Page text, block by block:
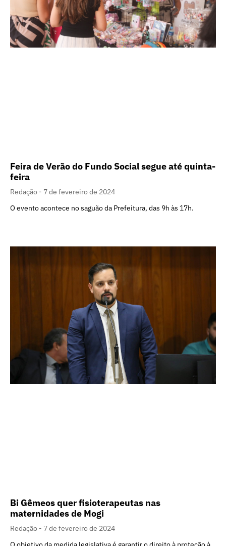
Feira de Verão do Fundo Social segue até quinta-
feira
Redação
7 de fevereiro de 2024
O evento acontece no saguão da Prefeitura, das 9h às 17h.
Bi Gêmeos quer fisioterapeutas nas
maternidades de Mogi
Redação
7 de fevereiro de 2024